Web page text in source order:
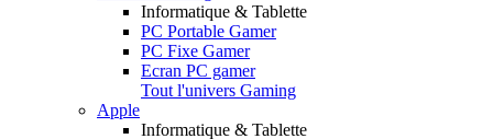
Informatique & Tablette
PC Portable Gamer
PC Fixe Gamer
Ecran PC gamer
Tout l'univers Gaming
Apple
Informatique & Tablette